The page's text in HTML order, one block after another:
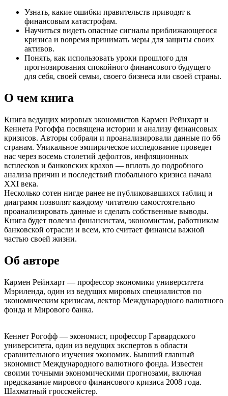
Узнать, какие ошибки правительств приводят к
финансовым катастрофам.
Научиться видеть опасные сигналы приближающегося
кризиса и вовремя принимать меры для защиты своих
активов.
Понять, как использовать уроки прошлого для
прогнозирования спокойного финансового будущего
для себя, своей семьи, своего бизнеса или своей страны.
О чем книга
Книга ведущих мировых экономистов Кармен Рейнхарт и
Кеннета Рогоффа посвящена истории и анализу финансовых
кризисов. Авторы собрали и проанализировали данные по 66
странам. Уникальное эмпирическое исследование проведет
нас через восемь столетий дефолтов, инфляционных
всплесков и банковских крахов — вплоть до подробного
анализа причин и последствий глобального кризиса начала
XXI века.
Несколько сотен нигде ранее не публиковавшихся таблиц и
диаграмм позволят каждому читателю самостоятельно
проанализировать данные и сделать собственные выводы.
Книга будет полезна финансистам, экономистам, работникам
банковской отрасли и всем, кто считает финансы важной
частью своей жизни.
Об авторе
Кармен Рейнхарт — профессор экономики университета
Мэриленда, один из ведущих мировых специалистов по
экономическим кризисам, лектор Международного валютного
фонда и Мирового банка.
Кеннет Рогофф — экономист, профессор Гарвардского
университета, один из ведущих экспертов в области
сравнительного изучения экономик. Бывший главный
экономист Международного валютного фонда. Известен
своими точными экономическими прогнозами, включая
предсказание мирового финансового кризиса 2008 года.
Шахматный гроссмейстер.